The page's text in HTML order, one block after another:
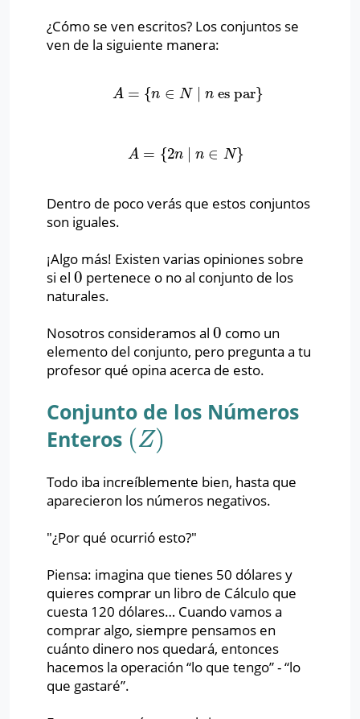
¿Cómo se ven escritos? Los conjuntos se
ven de la siguiente manera:
A = {n ∈ N ∣ nes par}
A= {n∈N ∣nes par}
A = {2n n ∈ N}
A= {2n∣ ∈N}
Dentro de poco verás que estos conjuntos
son iguales.
¡Algo más! Existen varias opiniones sobre
si el 0
0 pertenece o no al conjunto de los
naturales.
Nosotros consideramos al 0
0 como un
elemento del conjunto, pero pregunta a tu
profesor qué opina acerca de esto.
Conjunto de los Números
Enteros (Z)
(Z)
Todo iba increíblemente bien, hasta que
aparecieron los números negativos.
"¿Por qué ocurrió esto?"
Piensa: imagina que tienes 50 dólares y
quieres comprar un libro de Cálculo que
cuesta 120 dólares… Cuando vamos a
comprar algo, siempre pensamos en
cuánto dinero nos quedará, entonces
hacemos la operación “lo que tengo” - “lo
que gastaré”.